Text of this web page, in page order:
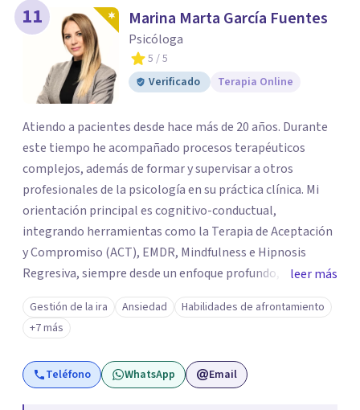
11 Marina Marta García Fuentes
Psicóloga
5 / 5
Verificado
Terapia Online
Atiendo a pacientes desde hace más de 20 años. Durante
este tiempo he acompañado procesos terapéuticos
complejos, además de formar y supervisar a otros
profesionales de la psicología en su práctica clínica. Mi
orientación principal es cognitivo-conductual,
integrando herramientas como la Terapia de Aceptación
y Compromiso (ACT), EMDR, Mindfulness e Hipnosis
Regresiva, siempre desde un enfoque profundo,
respetuoso y adaptado a cada persona. También
acompaño procesos de crecimiento personal y terapia
del alma orientados al trabajo emocional, la búsqueda de
sentido, el autoconocimiento y la conexión interior. Mi
objetivo es ayudar a las personas a comprenderse mejor,
leer más
Gestión de la ira Ansiedad
Habilidades de afrontamiento
+7 más
Teléfono WhatsApp Email